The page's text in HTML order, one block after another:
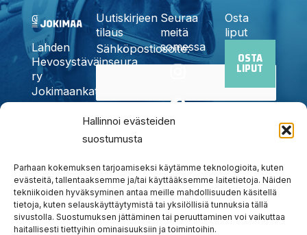
Hallinnoi evästeiden
suostumusta
Parhaan kokemuksen tarjoamiseksi käytämme teknologioita, kuten
evästeitä, tallentaaksemme ja/tai käyttääksemme laitetietoja. Näiden
tekniikoiden hyväksyminen antaa meille mahdollisuuden käsitellä
tietoja, kuten selauskäyttäytymistä tai yksilöllisiä tunnuksia tällä
sivustolla. Suostumuksen jättäminen tai peruuttaminen voi vaikuttaa
haitallisesti tiettyihin ominaisuuksiin ja toimintoihin.
Lahden
Hevosystäväinseura
ry
Jokimaankatu
6, 15700
6440
info@jokimaanravit.fi
Toimisto
avoinna
arkisin
Uutiskirjeen
tilaus
Sähköpostiosoite:
Kyllä,
tilaan
Seuraa
meitä
somessa
I
s
r
a
m
F
c
o
k
X
t
t
e
r
Y
u
e
T
k
Osta
liput
OSTA
LIPUT